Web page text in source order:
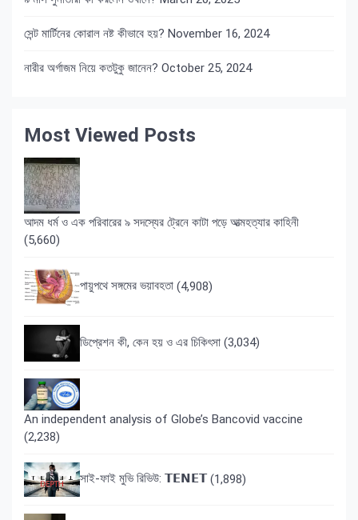
সেন্ট মার্টিনের কোরাল নষ্ট কীভাবে হয়? November 16, 2024
নারীর অর্গাজম নিয়ে কতটুকু জানেন? October 25, 2024
Most Viewed Posts
আদম ধর্ম ও এক পরিবারের ৯ সদস্যের ট্রেনে কাটা পড়ে আত্মহত্যার কাহিনী
(5,660)
পায়ুপথে সঙ্গমের ভয়াবহতা (4,908)
ডিপ্রেশন কী, কেন হয় ও এর চিকিৎসা (3,034)
An independent analysis of Globe’s Bancovid vaccine
(2,238)
সাই-ফাই মুভি রিভিউ: 𝗧𝗘𝗡𝗘𝗧 (1,898)